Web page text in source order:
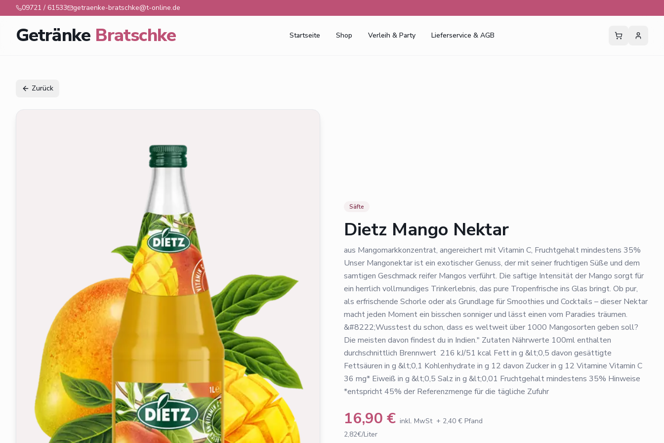
09721 / 61533 getraenke-bratschke@t-online.de
Getränke Bratschke Startseite Shop Verleih & Party Lieferservice & AGB
Zurück
Säfte
Dietz Mango Nektar
aus Mangomarkkonzentrat, angereichert mit Vitamin C, Fruchtgehalt mindestens 35%
Unser Mangonektar ist ein exotischer Genuss, der mit seiner fruchtigen Süße und dem
samtigen Geschmack reifer Mangos verführt. Die saftige Intensität der Mango sorgt für
ein herrlich vollmundiges Trinkerlebnis, das pure Tropenfrische ins Glas bringt. Ob pur,
als erfrischende Schorle oder als Grundlage für Smoothies und Cocktails – dieser Nektar
macht jeden Moment ein bisschen sonniger und lässt einen vom Paradies träumen.
&#8222;Wusstest du schon, dass es weltweit über 1000 Mangosorten geben soll?
Die meisten davon findest du in Indien." Zutaten Nährwerte 100ml enthalten
durchschnittlich Brennwert 216 kJ/51 kcal Fett in g &lt;0,5 davon gesättigte
Fettsäuren in g &lt;0,1 Kohlenhydrate in g 12 davon Zucker in g 12 Vitamine Vitamin C
36 mg* Eiweiß in g &lt;0,5 Salz in g &lt;0,01 Fruchtgehalt mindestens 35% Hinweise
*entspricht 45% der Referenzmenge für die tägliche Zufuhr
16,90 € inkl. MwSt + 2,40 € Pfand
2,82€/Liter